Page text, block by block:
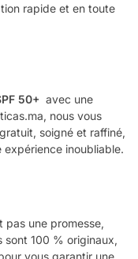
rapide et en toute
50+ avec une
nous vous
soigné et raffiné,
inoubliable.
pas une promesse,
sont 100 % originaux,
vous garantir une